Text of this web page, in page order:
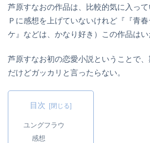
芦原すなおの作品は、比較的気に入って
Ｐに感想を上げていないけれど『『青
ケ』などは、かなり好き）この作品はい
芦原すなお初の恋愛小説ということで
だけどガッカリと言ったらない。
目次
ユングフラウ
感想